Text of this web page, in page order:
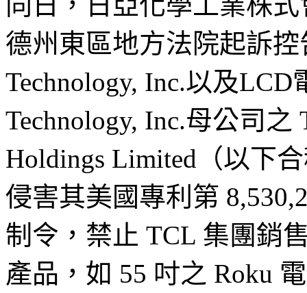
德州東區地方法院起訴
Technology, Inc.以及
Technology, Inc.母公司之
Holdings Limited（以下
侵害其美國專利第
制令，禁止 TCL 集團銷
產品，如 55 吋之 Roku